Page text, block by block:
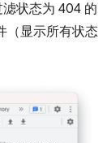
状态为 404 的
（显示所有状态